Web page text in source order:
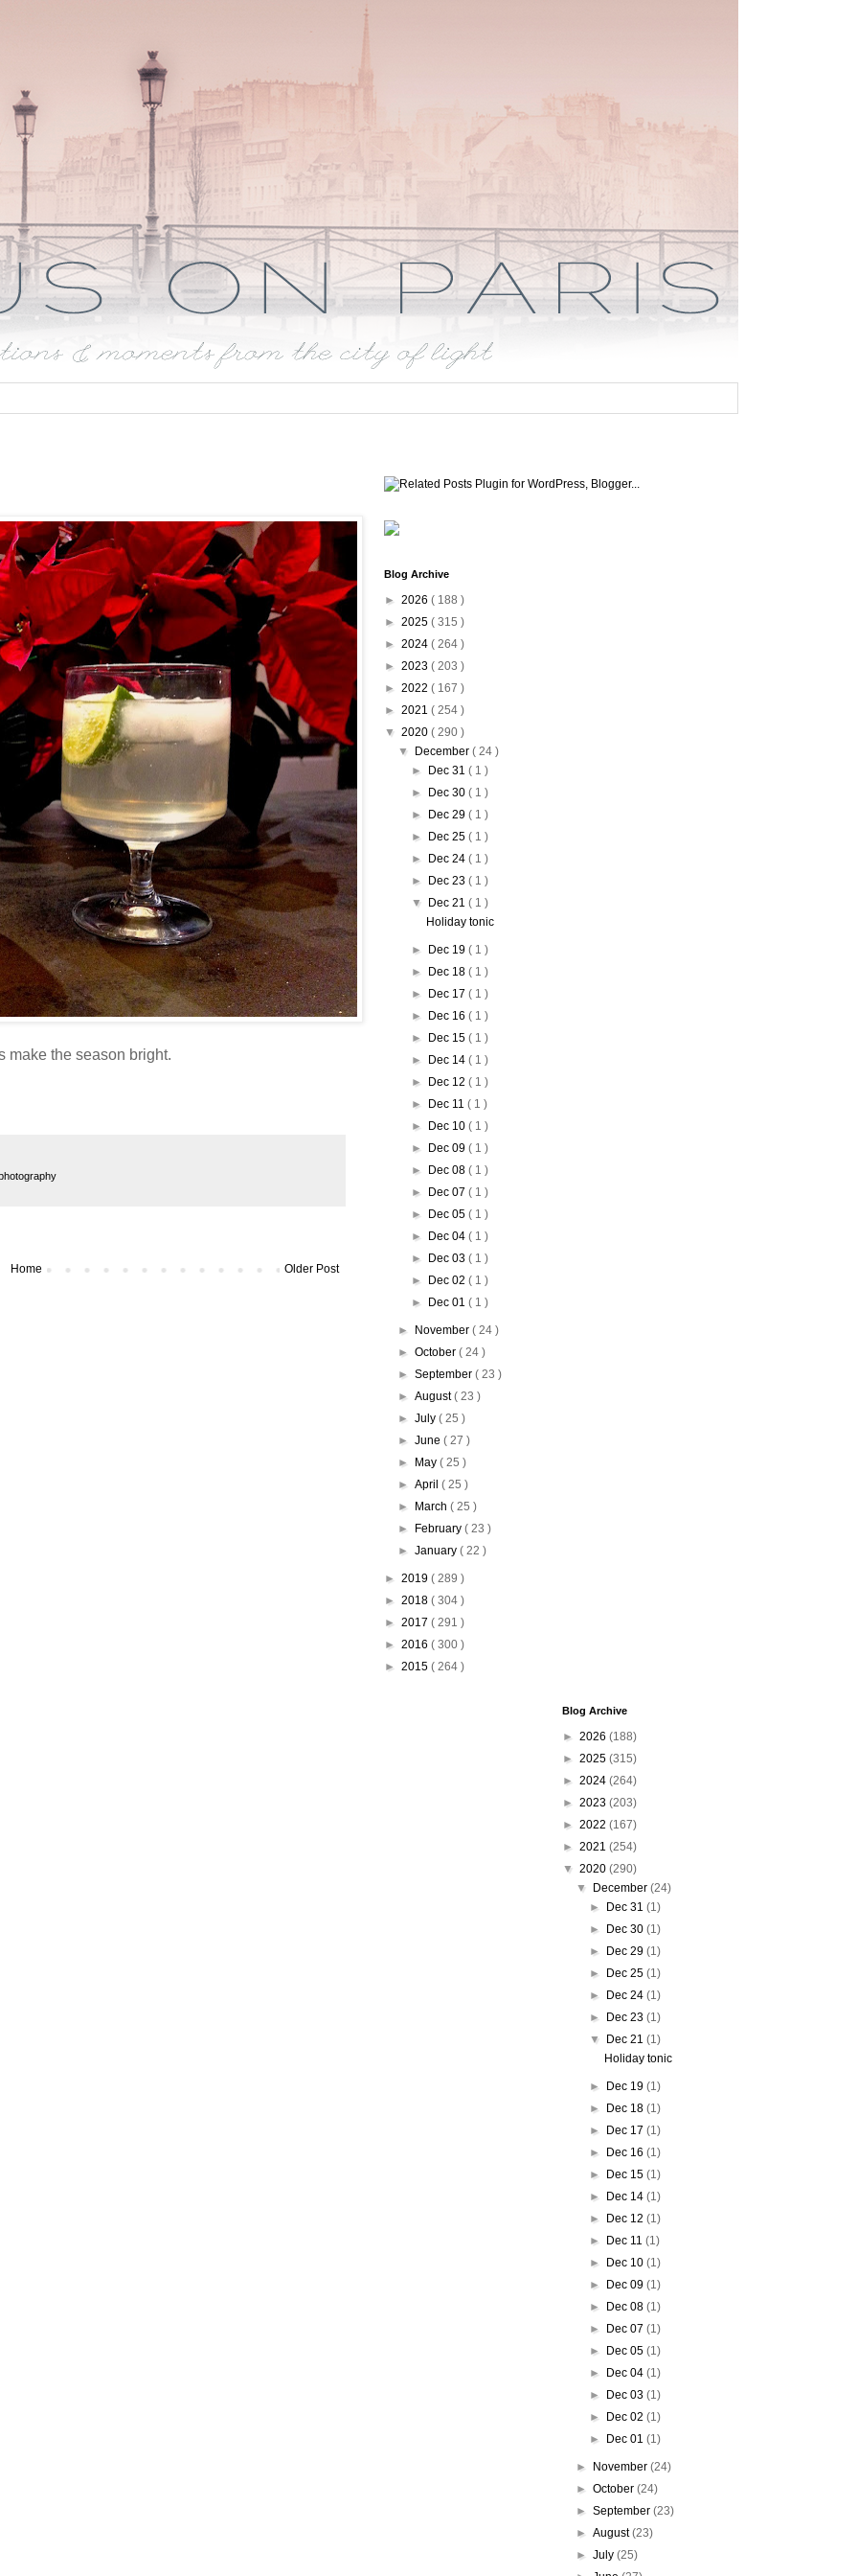
make the season bright.
Older Post
Home
Blog Archive
► 2026 ( 188 )
► 2025 ( 315 )
► 2024 ( 264 )
► 2023 ( 203 )
► 2022 ( 167 )
► 2021 ( 254 )
▼ 2020 ( 290 )
▼
December ( 24 )
►
Dec 31( 1 )
►
Dec 30( 1 )
►
Dec 29( 1 )
►
Dec 25( 1 )
►
Dec 24( 1 )
►
Dec 23( 1 )
▼
Dec 21( 1 )
Holiday tonic
► Dec 19( 1 )
►
Dec 18( 1 )
►
Dec 17( 1 )
►
Dec 16( 1 )
►
Dec 15( 1 )
►
Dec 14( 1 )
►
Dec 12( 1 )
►
Dec 11( 1 )
►
Dec 10( 1 )
►
Dec 09( 1 )
►
Dec 08( 1 )
►
Dec 07( 1 )
►
Dec 05( 1 )
►
Dec 04( 1 )
►
Dec 03( 1 )
►
Dec 02( 1 )
►
Dec 01( 1 )
► November ( 24 )
► October ( 24 )
► September ( 23 )
► August( 23 )
► July ( 25 )
► June ( 27 )
►
May ( 25 )
► April ( 25 )
►
March ( 25 )
►
February ( 23 )
► January ( 22 )
► 2019 ( 289 )
► 2018 ( 304 )
► 2017 ( 291 )
► 2016 ( 300 )
► 2015 ( 264 )
Blog Archive
► 2026 (188)
► 2025 (315)
► 2024 (264)
► 2023 (203)
► 2022 (167)
► 2021 (254)
▼ 2020 (290)
▼
December (24)
►
Dec 31(1)
►
Dec 30(1)
►
Dec 29(1)
►
Dec 25(1)
►
Dec 24(1)
►
Dec 23(1)
▼
Dec 21(1)
Holiday tonic
► Dec 19(1)
►
Dec 18(1)
►
Dec 17(1)
►
Dec 16(1)
►
Dec 15(1)
►
Dec 14(1)
►
Dec 12(1)
►
Dec 11(1)
►
Dec 10(1)
►
Dec 09(1)
►
Dec 08(1)
►
Dec 07(1)
►
Dec 05(1)
►
Dec 04(1)
►
Dec 03(1)
►
Dec 02(1)
►
Dec 01(1)
► November (24)
► October (24)
► September (23)
► August(23)
► July (25)